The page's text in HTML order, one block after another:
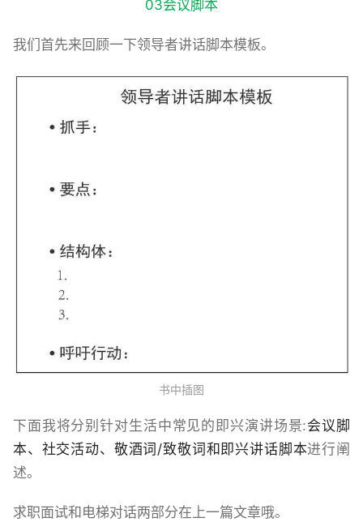
03会议脚本
我们首先来回顾一下领导者讲话脚本模板。
书中插图
下面我将分别针对生活中常见的即兴演讲场景:会议脚
本、社交活动、敬酒词/致敬词和即兴讲话脚本进行阐
述。
求职面试和电梯对话两部分在上一篇文章哦。